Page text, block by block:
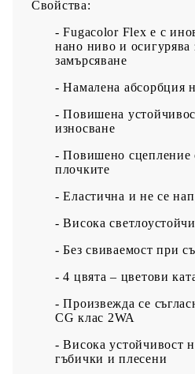
Свойства:
-Fugacolor Flex е с
нано ниво и осигурява
замърсяване
- Намалена абсорбция
- Повишена
износване
- Повишено сцепление
плочките
- Еластична и не се
-Висока
- Без свиваемост при
- 4 цвята – цветови
- Произвежда се
CG клас 2WA
- Висока устойчивост
гъбички и плесени